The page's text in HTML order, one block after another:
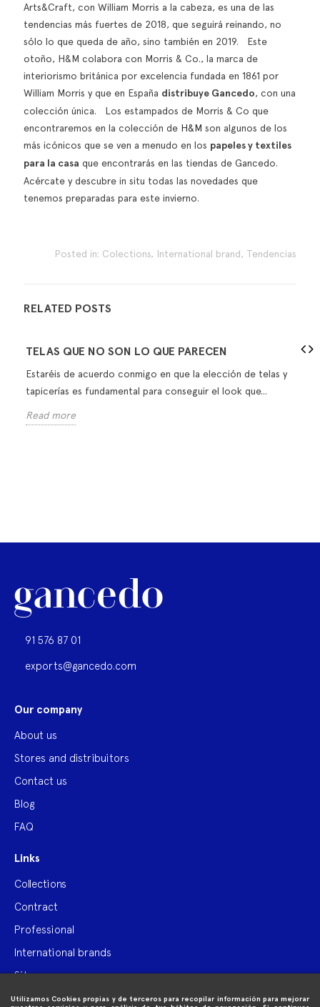
Utilizamos Cookies propias y de terceros para recopilar información para mejorar
Arts&Craft, con William Morris a la cabeza, es una de las
tendencias más fuertes de 2018, que seguirá reinando, no
sólo lo que queda de año, sino también en 2019. Este
otoño, H&M colabora con Morris & Co., la marca de
interiorismo británica por excelencia fundada en 1861 por
William Morris y que en España distribuye Gancedo, con una
colección única. Los estampados de Morris & Co que
encontraremos en la colección de H&M son algunos de los
más icónicos que se ven a menudo en los papeles y textiles
para la casa que encontrarás en las tiendas de Gancedo.
Acércate y descubre in situ todas las novedades que
tenemos preparadas para este invierno.
Posted in: Colections, International brand, Tendencias
RELATED POSTS
TELAS QUE NO SON LO QUE PARECEN
Estaréis de acuerdo conmigo en que la elección de telas y
tapicerías es fundamental para conseguir el look que...
Read more
91 576 87 01
exports@gancedo.com
Our company
About us
Stores and distribuitors
Contact us
Blog
FAQ
Links
Collections
Contract
Professional
International brands
Site map